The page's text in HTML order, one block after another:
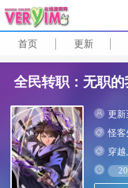
首页 更新
全民转职：无职的
更新
怪客
穿越